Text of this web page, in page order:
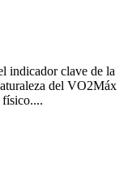
indicador clave de la
del VO2Máx